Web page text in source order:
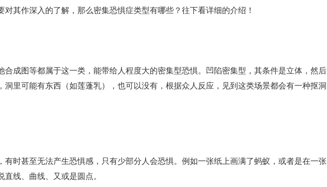
对其作深入的了解，那么密集恐惧症类型有哪些？往下看详细的介绍！
成图等都属于这一类，能带给人程度大的密集型恐惧。凹陷密集型，其条件是立体，然后
洞里可能有东西（如莲蓬乳），也可以没有，根据众人反应，见到这类场景都会有一种抠洞
时甚至无法产生恐惧感，只有少部分人会恐惧。例如一张纸上画满了蚂蚁，或者是在一张
线、曲线、又或是圆点。